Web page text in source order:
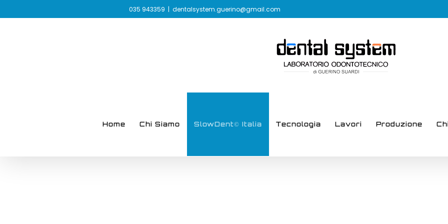
to
035 943359 | dentalsystem.guerino@gmail.com
Home Chi Siamo SlowDent© Italia Tecnologia Lavori Produzione